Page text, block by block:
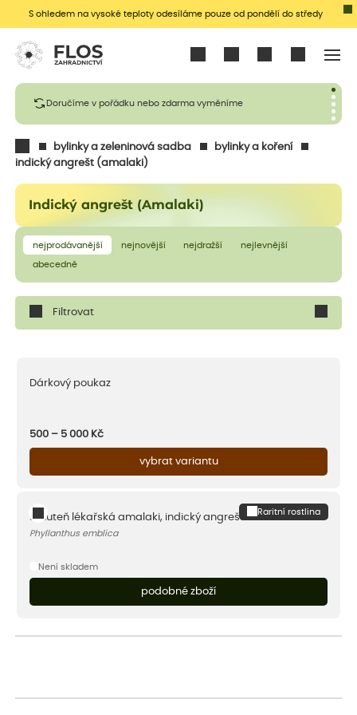
S ohledem na vysoké teploty odesíláme pouze od pondělí do středy
Doručíme v pořádku nebo zdarma vyměníme
bylinky a zeleninová sadba
bylinky a koření
indický angrešt (amalaki)
Indický angrešt (Amalaki)
nejprodávanější nejnovější nejdražší nejlevnější
abecedně
Filtrovat
Dárkový poukaz
500 – 5 000 Kč
vybrat variantu
Raritní rostlina
Smuteň lékařská amalaki, indický angrešt
Phyllanthus emblica
Není skladem
podobné zboží